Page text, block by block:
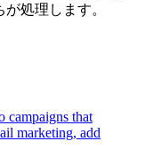
処理します。
campaigns that
marketing, add